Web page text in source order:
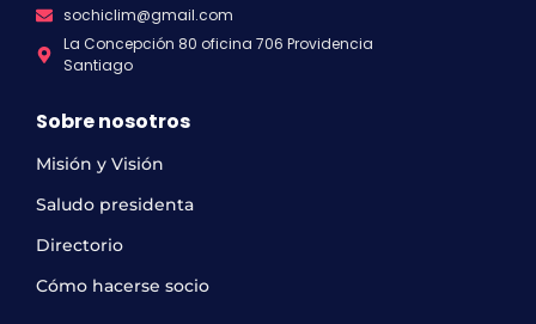
sochiclim@gmail.com
La Concepción 80 oficina 706 Providencia
Santiago
Sobre nosotros
Misión y Visión
Saludo presidenta
Directorio
Cómo hacerse socio